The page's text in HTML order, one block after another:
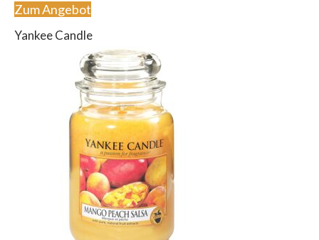
Zum Angebot
Yankee Candle